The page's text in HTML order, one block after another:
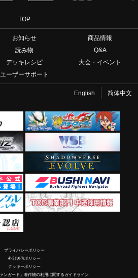
TOP
お知らせ
商品情報
読み物
Q&A
デッキレシピ
大会・イベント
ユーザーサポート
English 简体中文
プライバシーポリシー
外部送信ポリシー
クッキーポリシー
ンガード」著作物の利用に関するガイドライン